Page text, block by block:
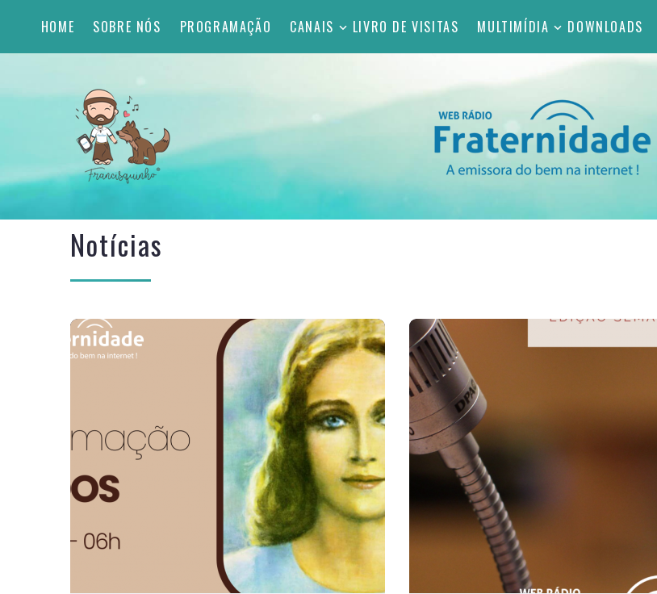
HOME SOBRE NÓS PROGRAMAÇÃO CANAIS LIVRO DE VISITAS MULTIMÍDIA DOWNLOADS
Notícias